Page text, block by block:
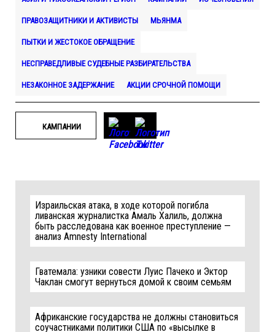
ПРАВОЗАЩИТНИКИ И АКТИВИСТЫ МЬЯНМА
ПЫТКИ И ЖЕСТОКОЕ ОБРАЩЕНИЕ
НЕСПРАВЕДЛИВЫЕ СУДЕБНЫЕ РАЗБИРАТЕЛЬСТВА
НЕЗАКОННОЕ ЗАДЕРЖАНИЕ АКЦИИ СРОЧНОЙ ПОМОЩИ
КАМПАНИИ
Израильская атака, в ходе которой погибла
ливанская журналистка Амаль Халиль, должна
быть расследована как военное преступление —
анализ Amnesty International
Гватемала: узники совести Луис Пачеко и Эктор
Чаклан смогут вернуться домой к своим семьям
Африканские государства не должны становиться
соучастниками политики США по «высылке в